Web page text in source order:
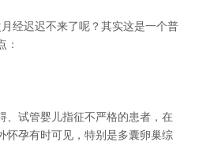
经迟迟不来了呢？其实这是一个普
：
、试管婴儿指征不严格的患者，在
怀孕有时可见，特别是多囊卵巢综